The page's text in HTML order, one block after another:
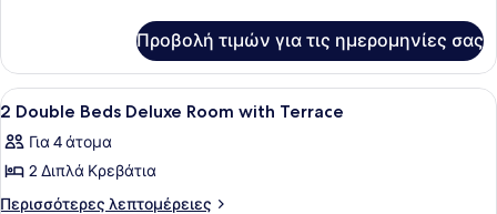
CABANA
ROOM
WITH
ONE
KING
SIDE
CABANA
ROOM
ONE
KING
Προβολή τιμών για τις ημερομηνίες σας
Προβολή
όλων
των
φωτογραφιών
για
Ένα δωμάτιο ξενοδοχείου με δύο
4
2 Double Beds Deluxe Room with Terrace
Για 4 άτομα
2 Διπλά Κρεβάτια
Περισσότερες λεπτομέρειες
Περισσότερες